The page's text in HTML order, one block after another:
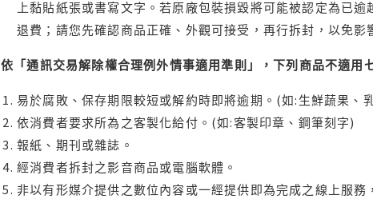
上黏貼紙張或書寫文字。若原廠包裝損毀將可能被認定為已
退費；請您先確認商品正確、外觀可接受，再行拆封，以免
依「通訊交易解除權合理例外情事適用準則」，下列商品不適用
易於腐敗、保存期限較短或解約時即將逾期。(如:生鮮蔬果、
依消費者要求所為之客製化給付。(如:客製印章、鋼筆刻字)
報紙、期刊或雜誌。
經消費者拆封之影音商品或電腦軟體。
非以有形媒介提供之數位內容或一經提供即為完成之線上服